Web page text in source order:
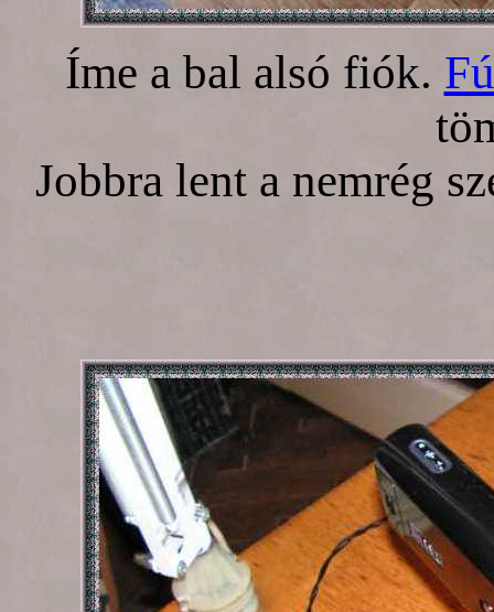
Íme a bal alsó fiók.
Jobbra lent a nemrég